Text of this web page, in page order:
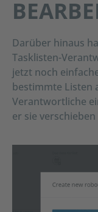
Darüber hinaus
Tasklisten-
jetzt noch
bestimmte Listen
Verantwortliche
er sie